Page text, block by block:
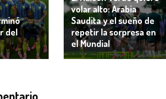
del
volar alto: Arabia
Saudita y el sueño de
repetir la sorpresa en
el Mundial